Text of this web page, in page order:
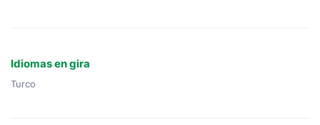
Idiomas en gira
Turco